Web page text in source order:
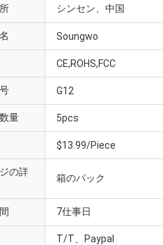
シンセン、中国
Soungwo
CE,ROHS,FCC
G12
量 5pcs
$13.99/Piece
の詳
箱のパック
7仕事日
T/T、Paypal